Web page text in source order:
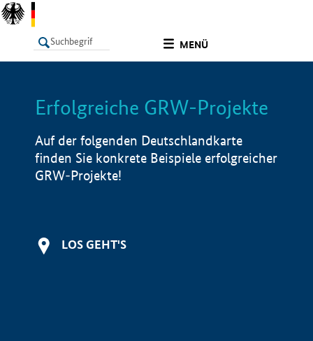
MENÜ
LISTE Info
Erfolgreiche GRW-Projekte
Auf der folgenden Deutschlandkarte
finden Sie konkrete Beispiele erfolgreicher
GRW-Projekte!
LOS GEHT'S